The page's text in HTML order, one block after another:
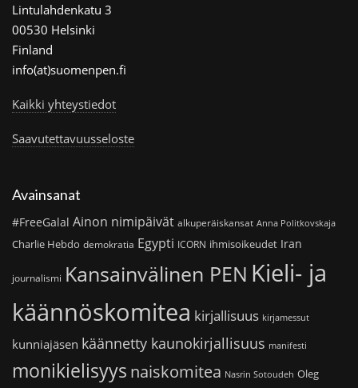
Lintulahdenkatu 3
00530 Helsinki
Finland
info(at)suomenpen.fi
Kaikki yhteystiedot
Saavutettavuusseloste
Avainsanat
#FreeGalal Ainon nimipäivät alkuperäiskansat Anna Politkovskaja
Charlie Hebdo demokratia Egypti ICORN ihmisoikeudet Iran
journalismi Kansainvälinen PEN Kieli- ja
käännöskomitea kirjallisuus kirjamessut
kunniajäsen käännetty kaunokirjallisuus manifesti
monikielisyys naiskomitea Nasrin Sotoudeh Oleg